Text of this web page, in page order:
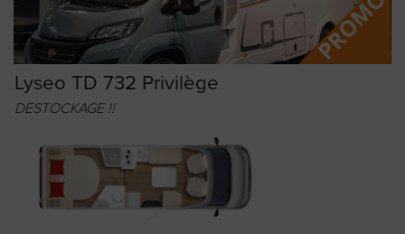
Lyseo TD 732 Privilège
DESTOCKAGE !!